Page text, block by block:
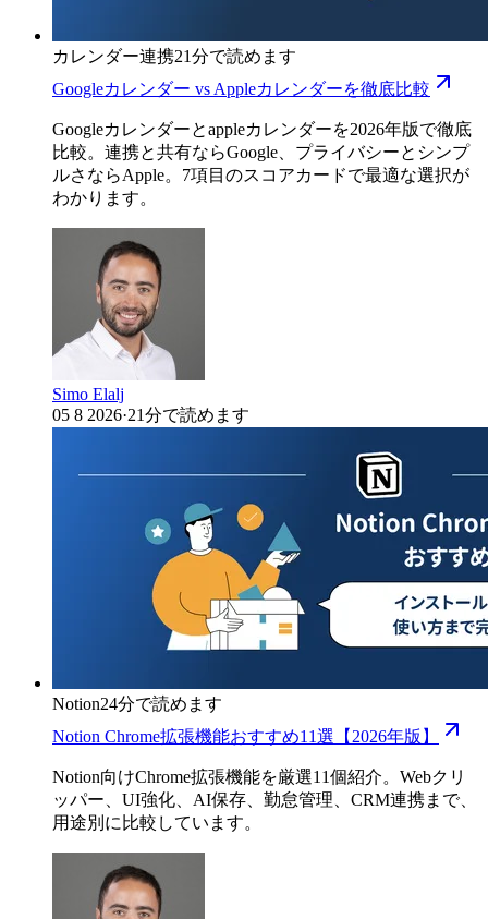
カレンダー連携21分で読めます
Googleカレンダー vs Appleカレンダーを徹底比較
Googleカレンダーとappleカレンダーを2026年版で徹底
比較。連携と共有ならGoogle、プライバシーとシンプ
ルさならApple。7項目のスコアカードで最適な選択が
わかります。
Simo Elalj
05 8 2026·21分で読めます
Notion24分で読めます
Notion Chrome拡張機能おすすめ11選【2026年版】
Notion向けChrome拡張機能を厳選11個紹介。Webクリ
ッパー、UI強化、AI保存、勤怠管理、CRM連携まで、
用途別に比較しています。